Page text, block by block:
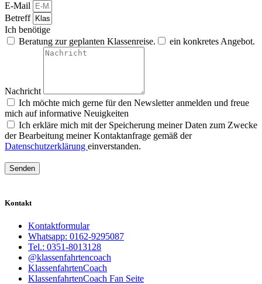
E-Mail
Betreff
Ich benötige
Beratung zur geplanten Klassenreise.
ein konkretes Angebot.
Nachricht
Ich möchte mich gerne für den Newsletter anmelden und freue
mich auf informative Neuigkeiten
Ich erkläre mich mit der Speicherung meiner Daten zum Zwecke
der Bearbeitung meiner Kontaktanfrage gemäß der
Datenschutzerklärung einverstanden.
Senden
Kontakt
Kontaktformular
Whatsapp: 0162-9295087
Tel.: 0351-8013128
@klassenfahrtencoach
KlassenfahrtenCoach
KlassenfahrtenCoach Fan Seite